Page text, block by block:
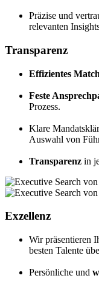
Präzise und
relevanten
Transparenz
Effizientes
Feste
Prozess.
Klare
Auswahl von
Transparenz in
Exzellenz
Wir präsentieren
besten Talente
Persönliche und